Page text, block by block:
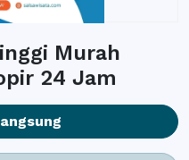
Murah
24 Jam